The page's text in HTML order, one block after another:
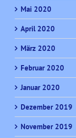
Mai 2020
April 2020
März 2020
Februar 2020
Januar 2020
Dezember 2019
November 2019